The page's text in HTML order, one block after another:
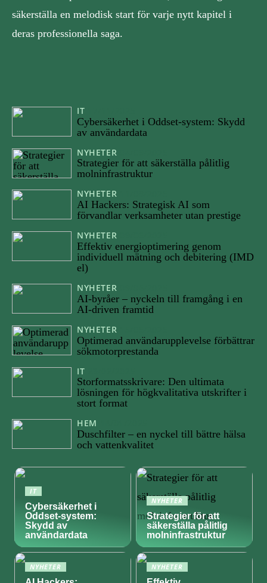
säkerställa en melodisk start för varje nytt kapitel i
deras professionella saga.
IT
Cybersäkerhet i Oddset-system: Skydd
av användardata
NYHETER
Strategier för att säkerställa pålitlig
molninfrastruktur
NYHETER
AI Hackers: Strategisk AI som
förvandlar verksamheter utan prestige
NYHETER
Effektiv energioptimering genom
individuell mätning och debitering (IMD
el)
NYHETER
AI-byråer – nyckeln till framgång i en
AI-driven framtid
NYHETER
Optimerad användarupplevelse förbättrar
sökmotorprestanda
IT
Storformatsskrivare: Den ultimata
lösningen för högkvalitativa utskrifter i
stort format
HEM
Duschfilter – en nyckel till bättre hälsa
och vattenkvalitet
IT
Cybersäkerhet i
Oddset-system:
Skydd av
användardata
NYHETER
Strategier för att
säkerställa pålitlig
molninfrastruktur
NYHETER NYHETER